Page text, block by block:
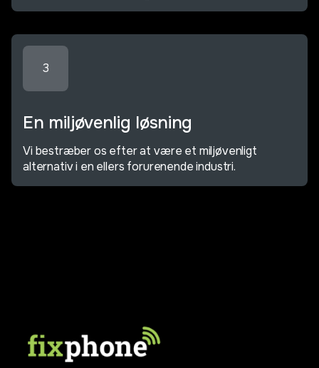
3
En miljøvenlig løsning
Vi bestræber os efter at være et miljøvenligt
alternativ i en ellers forurenende industri.